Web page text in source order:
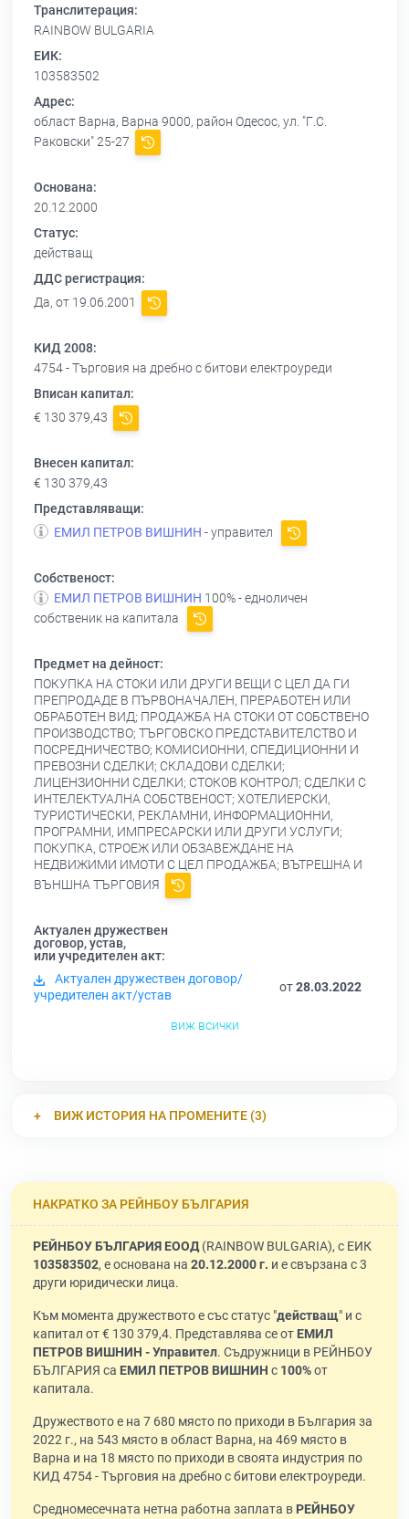
Транслитерация:
RAINBOW BULGARIA
ЕИК:
103583502
Адрес:
област Варна, Варна 9000, район Одесос, ул. "Г.С.
Раковски" 25-27
Основана:
20.12.2000
Статус:
действащ
ДДС регистрация:
Да, от 19.06.2001
КИД 2008:
4754 - Търговия на дребно с битови електроуреди
Вписан капитал:
€ 130 379,43
Внесен капитал:
€ 130 379,43
Представляващи:
ЕМИЛ ПЕТРОВ ВИШНИН - управител
Собственост:
ЕМИЛ ПЕТРОВ ВИШНИН 100% - едноличен
собственик на капитала
Предмет на дейност:
ПОКУПКА НА СТОКИ ИЛИ ДРУГИ ВЕЩИ С ЦЕЛ ДА ГИ
ПРЕПРОДАДЕ В ПЪРВОНАЧАЛЕН, ПРЕРАБОТЕН ИЛИ
ОБРАБОТЕН ВИД; ПРОДАЖБА НА СТОКИ ОТ СОБСТВЕНО
ПРОИЗВОДСТВО; ТЪРГОВСКО ПРЕДСТАВИТЕЛСТВО И
ПОСРЕДНИЧЕСТВО; КОМИСИОННИ, СПЕДИЦИОННИ И
ПРЕВОЗНИ СДЕЛКИ; СКЛАДОВИ СДЕЛКИ;
ЛИЦЕНЗИОННИ СДЕЛКИ; СТОКОВ КОНТРОЛ; СДЕЛКИ С
ИНТЕЛЕКТУАЛНА СОБСТВЕНОСТ; ХОТЕЛИЕРСКИ,
ТУРИСТИЧЕСКИ, РЕКЛАМНИ, ИНФОРМАЦИОННИ,
ПРОГРАМНИ, ИМПРЕСАРСКИ ИЛИ ДРУГИ УСЛУГИ;
ПОКУПКА, СТРОЕЖ ИЛИ ОБЗАВЕЖДАНЕ НА
НЕДВИЖИМИ ИМОТИ С ЦЕЛ ПРОДАЖБА; ВЪТРЕШНА И
ВЪНШНА ТЪРГОВИЯ
Актуален дружествен
договор, устав,
или учредителен акт:
Актуален дружествен договор/
учредителен акт/устав
от28.03.2022
виж всички
ВИЖ ИСТОРИЯ НА ПРОМЕНИТЕ (3)
НАКРАТКО ЗА РЕЙНБОУ БЪЛГАРИЯ
РЕЙНБОУ БЪЛГАРИЯ ЕООД(RAINBOW BULGARIA), с ЕИК
103583502, е основана на 20.12.2000 г. и е свързана с 3
други юридически лица.
Към момента дружеството е със статус "действащ" и с
капитал от € 130 379,4. Представлява се от ЕМИЛ
ПЕТРОВ ВИШНИН - Управител. Съдружници в РЕЙНБОУ
БЪЛГАРИЯ са ЕМИЛ ПЕТРОВ ВИШНИН с 100%от
капитала.
Дружеството е на 7 680 място по приходи в България за
2022 г., на 543 място в област Варна, на 469 място в
Варна и на 18 място по приходи в своята индустрия по
КИД 4754 - Търговия на дребно с битови електроуреди.
Средномесечната нетна работна заплата в РЕЙНБОУ